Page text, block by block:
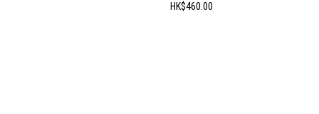
HK$460.00